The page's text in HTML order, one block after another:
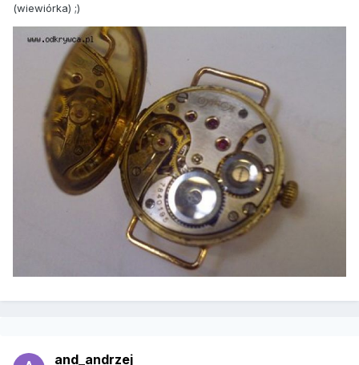
(wiewiórka) ;)
and_andrzej